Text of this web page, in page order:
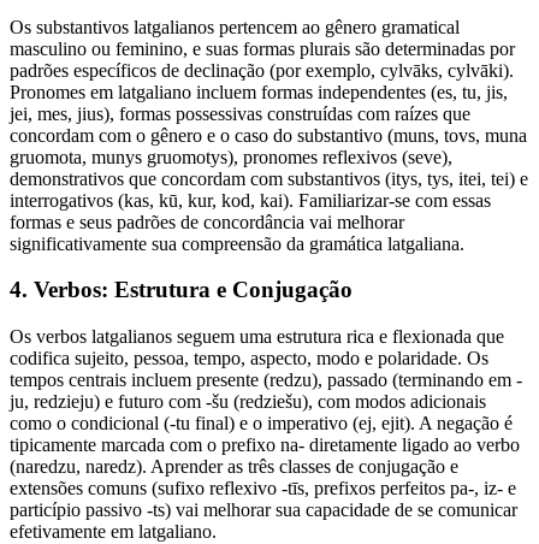
Os substantivos latgalianos pertencem ao gênero gramatical
masculino ou feminino, e suas formas plurais são determinadas por
padrões específicos de declinação (por exemplo, cylvāks, cylvāki).
Pronomes em latgaliano incluem formas independentes (es, tu, jis,
jei, mes, jius), formas possessivas construídas com raízes que
concordam com o gênero e o caso do substantivo (muns, tovs, muna
gruomota, munys gruomotys), pronomes reflexivos (seve),
demonstrativos que concordam com substantivos (itys, tys, itei, tei) e
interrogativos (kas, kū, kur, kod, kai). Familiarizar-se com essas
formas e seus padrões de concordância vai melhorar
significativamente sua compreensão da gramática latgaliana.
4. Verbos: Estrutura e Conjugação
Os verbos latgalianos seguem uma estrutura rica e flexionada que
codifica sujeito, pessoa, tempo, aspecto, modo e polaridade. Os
tempos centrais incluem presente (redzu), passado (terminando em -
ju, redzieju) e futuro com -šu (redziešu), com modos adicionais
como o condicional (-tu final) e o imperativo (ej, ejit). A negação é
tipicamente marcada com o prefixo na- diretamente ligado ao verbo
(naredzu, naredz). Aprender as três classes de conjugação e
extensões comuns (sufixo reflexivo -tīs, prefixos perfeitos pa-, iz- e
particípio passivo -ts) vai melhorar sua capacidade de se comunicar
efetivamente em latgaliano.